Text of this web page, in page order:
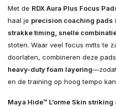
Met de RDX Aura Plus Focus
haal je precision coaching pads
strakke timing, snelle
stoten. Waar veel focus mitts te
doorlaten, combineren deze
heavy-duty foam layering
en de training op hoog tempo
Maya Hide™ L’orme Skin